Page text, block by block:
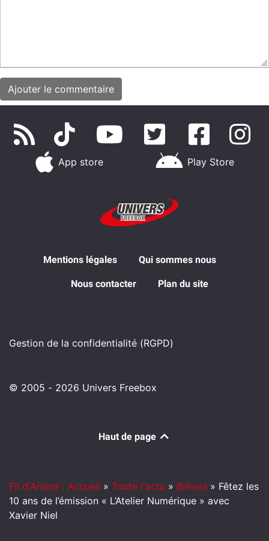
App store Play Store
Mentions légales Qui sommes nous
Nous contacter Plan du site
Gestion de la confidentialité (RGPD)
© 2005 - 2026 Univers Freebox
Haut de page
Fil d'Ariane : Accueil » Toute l'actu » Brèves » Fêtez les
10 ans de l’émission « L’Atelier Numérique » avec
Xavier Niel